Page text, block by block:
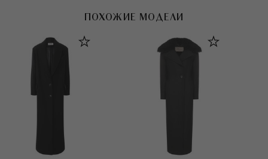
ПОХОЖИЕ МОДЕЛИ